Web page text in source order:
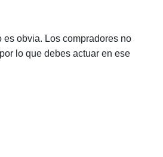
obvia. Los compradores no
lo que debes actuar en ese